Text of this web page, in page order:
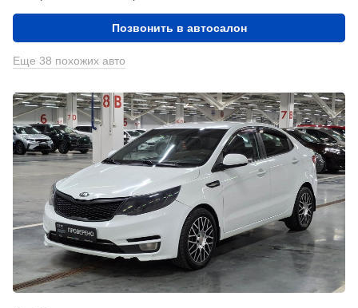
Позвонить в автосалон
Еще 38 похожих авто